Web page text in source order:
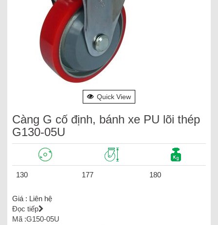
Quick View
Càng G cố định, bánh xe PU lõi thép
G130-05U
130 177 180
Giá : Liên hệ
Đọc tiếp
Mã :G150-05U